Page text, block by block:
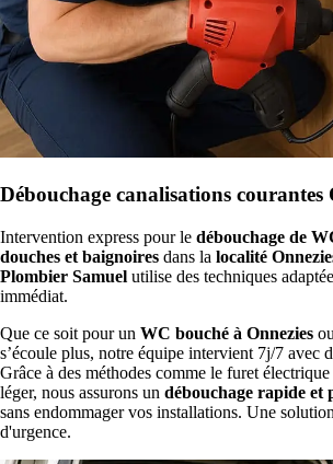
Débouchage canalisations courantes
Intervention express pour le débouchage de
douches et baignoires dans la localité
Plombier Samuel utilise des techniques
immédiat.
Que ce soit pour un WC bouché à Onnezies
s’écoule plus, notre équipe intervient 7j/7 avec
Grâce à des méthodes comme le furet
léger, nous assurons un débouchage rapide et
sans endommager vos installations. Une
d'urgence.